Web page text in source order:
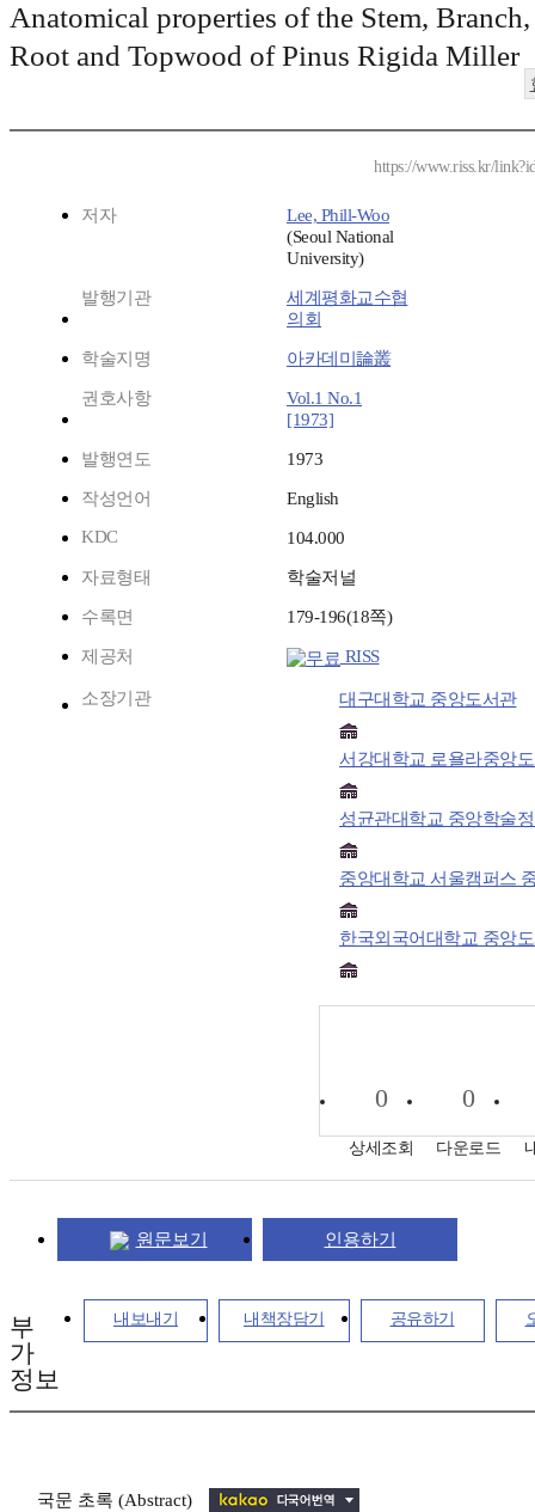
Anatomical properties of the Stem, Branch,
Root and Topwood of Pinus Rigida Miller
https://www.riss.kr/
저자
Lee, Phill-Woo
(Seoul National
University)
발행기관
세계평화교수협
의회
학술지명 아카데미論叢
권호사항
Vol.1 No.1
[1973]
발행연도 1973
작성언어
English
KDC
104.000
자료형태 학술저널
수록면 179-196(18쪽)
제공처 RISS
소장기관 대구대학교 중앙도서관
서강대학교 로욜라중앙
성균관대학교 중앙학술
중앙대학교 서울캠퍼스
한국외국어대학교 중앙
0
상세조회
0
다운로드
원문보기 인용하기
내보내기 내책장담기 공유하기
부
가
정보
국문 초록 (Abstract)